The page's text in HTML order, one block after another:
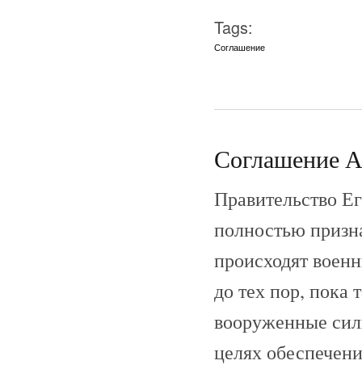
Tags:
Соглашение
Соглашение
Правительство
полностью
происходят
до тех пор, пока
вооруженные
целях